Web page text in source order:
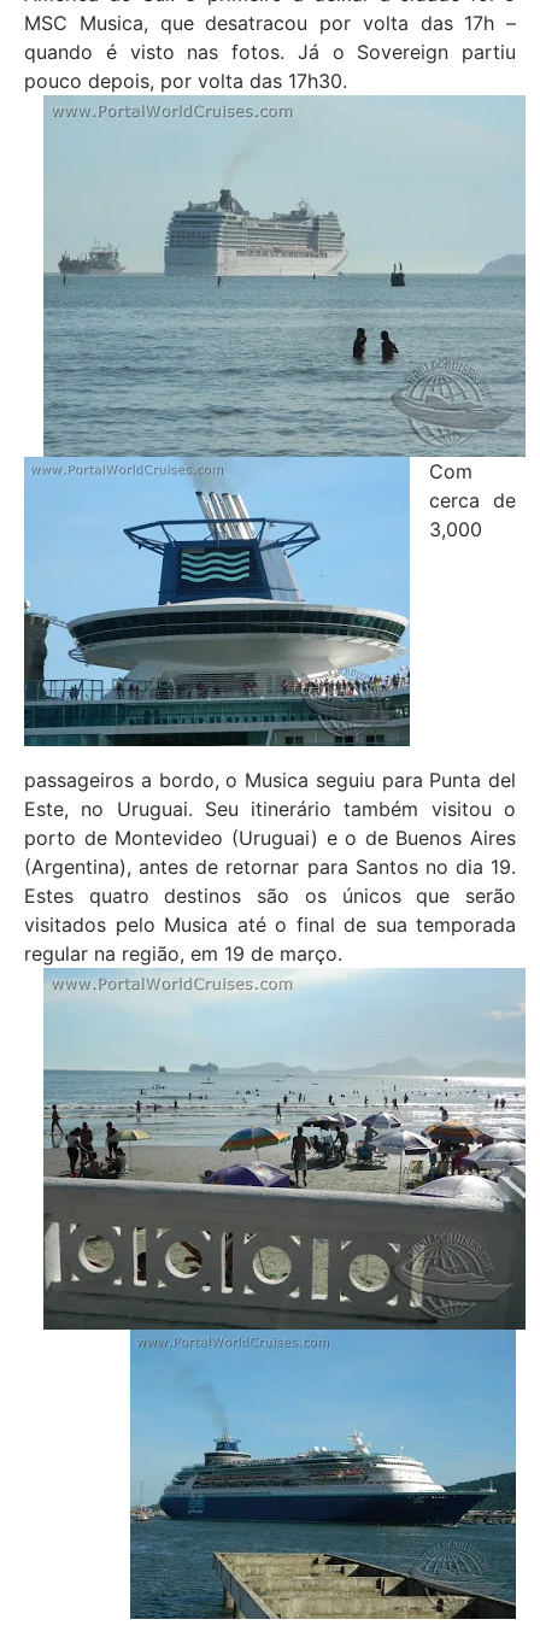
MSC Musica, que desatracou por volta das 17h –
quando é visto nas fotos. Já o Sovereign partiu
pouco depois, por volta das 17h30.
Com
cerca de
3,000
passageiros a bordo, o Musica seguiu para Punta del
Este, no Uruguai. Seu itinerário também visitou o
porto de Montevideo (Uruguai) e o de Buenos Aires
(Argentina), antes de retornar para Santos no dia 19.
Estes quatro destinos são os únicos que serão
visitados pelo Musica até o final de sua temporada
regular na região, em 19 de março.